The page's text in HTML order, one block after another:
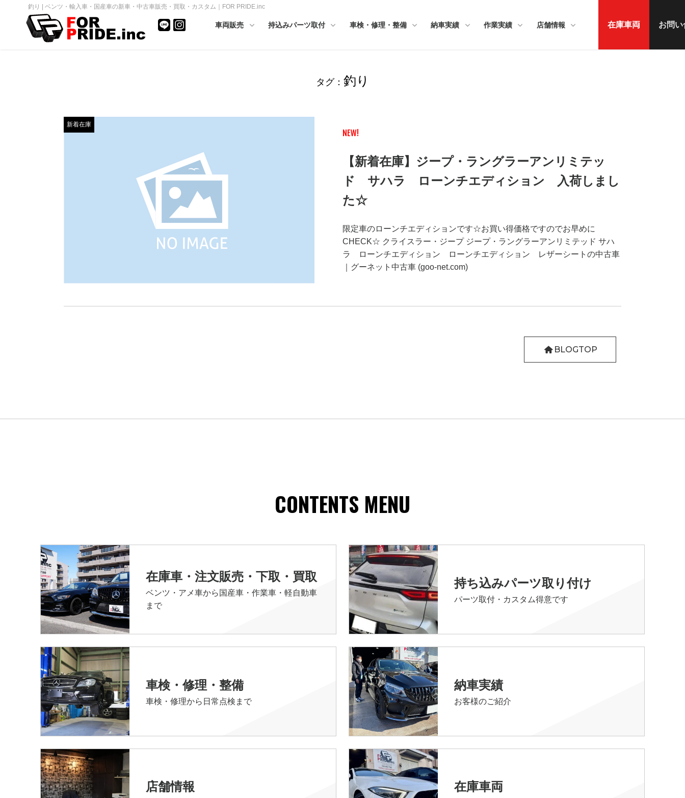
釣り | ベンツ・輸入車・国産車の新車・中古車販売・買取・カスタム｜FOR PRIDE.inc
車両販売 持込みパーツ取付 車検・修理・整備 納車実績 作業実績 店舗情報 在庫車両 お問
タグ： 釣り
新着在庫
NEW!
【新着在庫】ジープ・ラングラーアンリミテッ
ド サハラ ローンチエディション 入荷しまし
た☆
限定車のローンチエディションです☆お買い得価格ですのでお早めに
CHECK☆ クライスラー・ジープ ジープ・ラングラーアンリミテッド サハ
ラ ローンチエディション ローンチエディション レザーシートの中古車
｜グーネット中古車 (goo-net.com)
BLOGTOP
CONTENTS MENU
在庫車・注文販売・下取・買取
ベンツ・アメ車から国産車・作業車・軽自動車
まで
持ち込みパーツ取り付け
パーツ取付・カスタム得意です
車検・修理・整備
車検・修理から日常点検まで
納車実績
お客様のご紹介
店舗情報 在庫車両